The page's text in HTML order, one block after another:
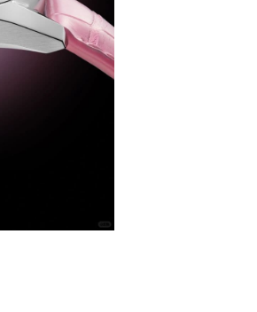
1层整层（需提前预约）
17-B（需提前预约）
约）
预约）